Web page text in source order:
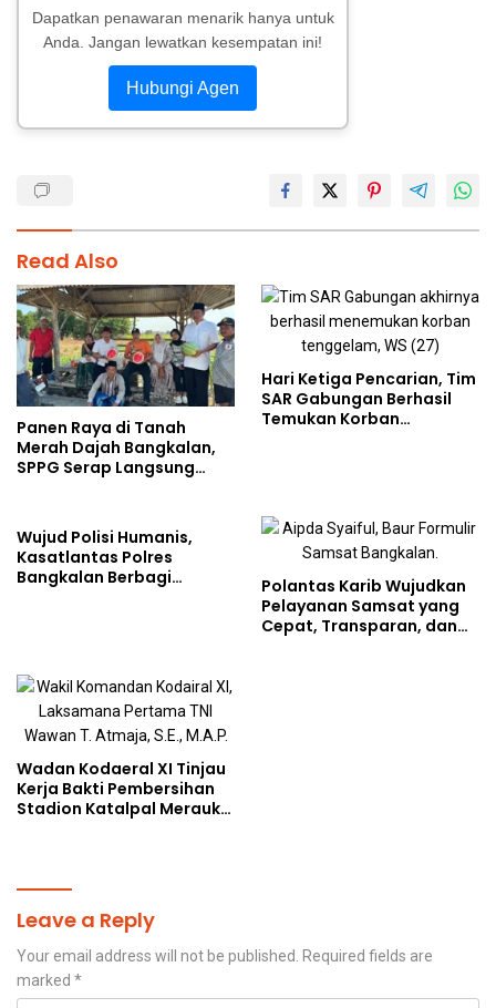
Dapatkan penawaran menarik hanya untuk
Anda. Jangan lewatkan kesempatan ini!
Hubungi Agen
Read Also
Panen Raya di Tanah
Merah Dajah Bangkalan,
SPPG Serap Langsung
Hari Ketiga Pencarian, Tim
SAR Gabungan Berhasil
Temukan Korban
Wujud Polisi Humanis,
Kasatlantas Polres
Bangkalan Berbagi
Polantas Karib Wujudkan
Pelayanan Samsat yang
Cepat, Transparan, dan
Wadan Kodaeral XI Tinjau
Kerja Bakti Pembersihan
Stadion Katalpal Merauke,
Leave a Reply
Your email address will not be published. Required fields are
marked *